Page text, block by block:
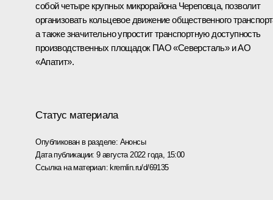
собой четыре крупных микрорайона Череповца, позволит
организовать кольцевое движение общественного
а также значительно упростит транспортную доступность
производственных площадок ПАО «Северсталь» и АО
«Апатит».
Статус материала
Опубликован в разделе: Анонсы
Дата публикации:9 августа 2022 года, 15:00
Ссылка на материал:kremlin.ru/d/69135